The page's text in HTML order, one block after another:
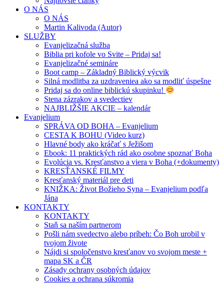
O NÁS
O NÁS
Martin Kalivoda (Autor)
SLUŽBY
Evanjelizačná služba
Biblia pri kofole vo Svite – Pridaj sa!
Evanjelizačné semináre
Boot camp – Základný Biblický výcvik
Silná modlitba za uzdraveniea ako sa modliť úspešne
Pridaj sa do online biblickú skupinku!
Stena zázrakov a svedectiev
NAJBLIŽŠIE AKCIE – kalendár
Evanjelium
SPRÁVA OD BOHA – Evanjelium
CESTA K BOHU (Video kurz)
Hlavné body ako kráčať s Ježišom
Ebook: 11 praktických rád ako osobne spoznať Boha
Evolúcia vs. Kresťanstvo a viera v Boha (+dokumenty)
KRESŤANSKÉ FILMY
Kresťanský materiál pre deti
KNIŽKA: Život Božieho Syna – Evanjelium podľa
Jána
KONTAKTY
KONTAKTY
Staň sa naším partnerom
Pošli nám svedectvo alebo príbeh: Čo Boh urobil v
tvojom živote
Nájdi si spoločenstvo kresťanov vo svojom meste +
mapa SK a ČR
Zásady ochrany osobných údajov
Cookies a ochrana súkromia